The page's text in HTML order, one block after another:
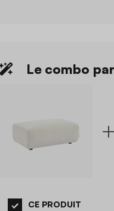
Le combo
CE PRODUIT